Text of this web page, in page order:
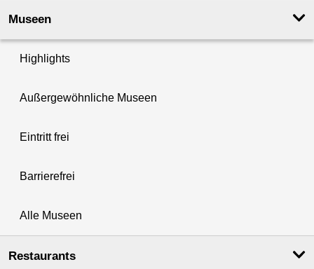
Museen
Highlights
Außergewöhnliche Museen
Eintritt frei
Barrierefrei
Alle Museen
Restaurants